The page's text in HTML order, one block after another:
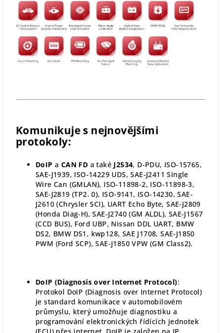
Komunikuje s nejnovějšími
protokoly:
DoIP a CAN FD a také J2534, D-PDU, ISO-15765,
SAE-J1939, ISO-14229 UDS, SAE-J2411 Single
Wire Can (GMLAN), ISO-11898-2, ISO-11898-3,
SAE-J2819 (TP2. 0), ISO-9141, ISO-14230, SAE-
J2610 (Chrysler SCI), UART Echo Byte, SAE-J2809
(Honda Diag-H), SAE-J2740 (GM ALDL), SAE-J1567
(CCD BUS), Ford UBP, Nissan DDL UART, BMW
DS2, BMW DS1, kwp128, SAE J1708, SAE-J1850
PWM (Ford SCP), SAE-J1850 VPW (GM Class2).
DoIP (Diagnosis over Internet Protocol):
Protokol DoIP (Diagnosis over Internet Protocol)
je standard komunikace v automobilovém
průmyslu, který umožňuje diagnostiku a
programování elektronických řídících jednotek